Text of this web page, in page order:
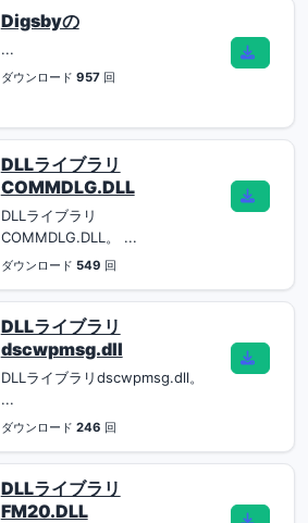
Digsbyの
...
ダウンロード 957回
DLLライブラリ
COMMDLG.DLL
DLLライブラリ
COMMDLG.DLL。 ...
ダウンロード 549 回
DLLライブラリ
dscwpmsg.dll
DLLライブラリdscwpmsg.dll。
...
ダウンロード 246 回
DLLライブラリ
FM20.DLL